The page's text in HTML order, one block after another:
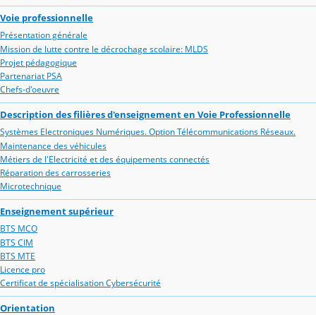
Voie professionnelle
Présentation générale
Mission de lutte contre le décrochage scolaire: MLDS
Projet pédagogique
Partenariat PSA
Chefs-d'oeuvre
Description des filières d'enseignement en Voie Professionnelle
Systèmes Electroniques Numériques. Option Télécommunications Réseaux.
Maintenance des véhicules
Métiers de l'Electricité et des équipements connectés
Réparation des carrosseries
Microtechnique
Enseignement supérieur
BTS MCO
BTS CIM
BTS MTE
Licence pro
Certificat de spécialisation Cybersécurité
Orientation